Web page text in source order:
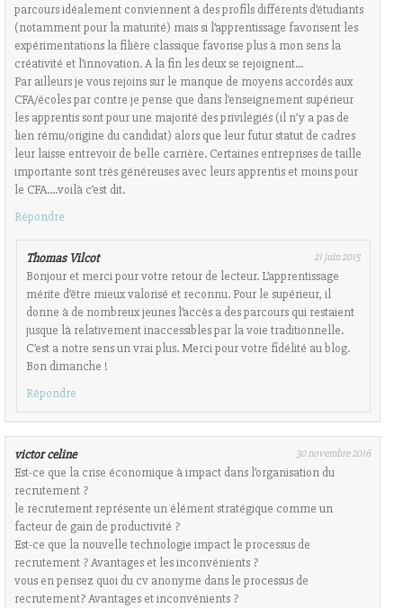
parcours idéalement conviennent à des profils différents d’étudiants
(notamment pour la maturité) mais si l’apprentissage favorisent les
expérimentations la filière classique favorise plus à mon sens la
créativité et l’innovation. A la fin les deux se rejoignent…
Par ailleurs je vous rejoins sur le manque de moyens accordés aux
CFA/écoles par contre je pense que dans l’enseignement supérieur
les apprentis sont pour une majorité des privilégiés (il n’y a pas de
lien rému/origine du candidat) alors que leur futur statut de cadres
leur laisse entrevoir de belle carrière. Certaines entreprises de taille
importante sont très généreuses avec leurs apprentis et moins pour
le CFA….voilà c’est dit.
Répondre
Thomas Vilcot 21 juin 2015
Bonjour et merci pour votre retour de lecteur. L’apprentissage
mérite d’être mieux valorisé et reconnu. Pour le supérieur, il
donne à de nombreux jeunes l’accès a des parcours qui restaient
jusque là relativement inaccessibles par la voie traditionnelle.
C’est a notre sens un vrai plus. Merci pour votre fidélité au blog.
Bon dimanche !
Répondre
victor celine 30 novembre 2016
Est-ce que la crise économique à impact dans l’organisation du
recrutement ?
le recrutement représente un élément stratégique comme un
facteur de gain de productivité ?
Est-ce que la nouvelle technologie impact le processus de
recrutement ? Avantages et les inconvénients ?
vous en pensez quoi du cv anonyme dans le processus de
recrutement? Avantages et inconvénients ?